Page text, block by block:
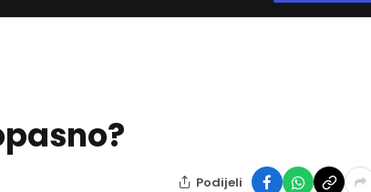
Podijeli